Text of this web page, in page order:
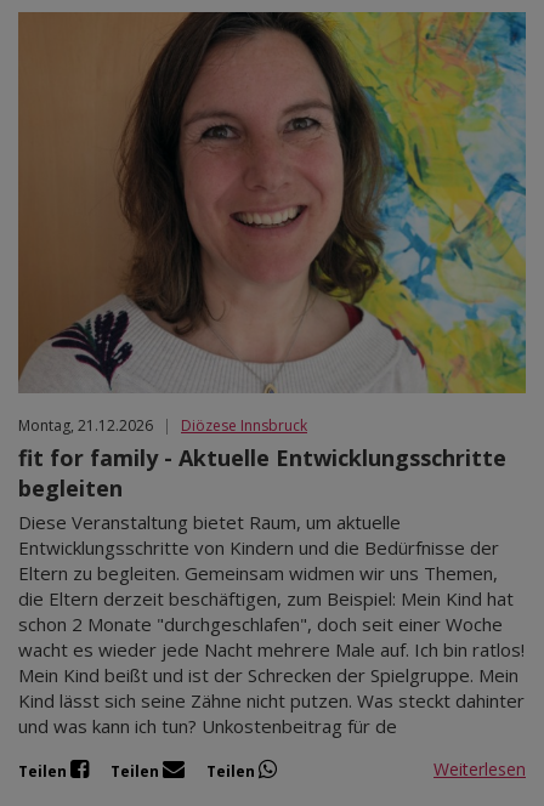
Montag, 21.12.2026 | Diözese Innsbruck
fit for family - Aktuelle Entwicklungsschritte
begleiten
Diese Veranstaltung bietet Raum, um aktuelle
Entwicklungsschritte von Kindern und die Bedürfnisse der
Eltern zu begleiten. Gemeinsam widmen wir uns Themen,
die Eltern derzeit beschäftigen, zum Beispiel: Mein Kind hat
schon 2 Monate "durchgeschlafen", doch seit einer Woche
wacht es wieder jede Nacht mehrere Male auf. Ich bin ratlos!
Mein Kind beißt und ist der Schrecken der Spielgruppe. Mein
Kind lässt sich seine Zähne nicht putzen. Was steckt dahinter
und was kann ich tun? Unkostenbeitrag für de
Teilen Teilen Teilen Weiterlesen